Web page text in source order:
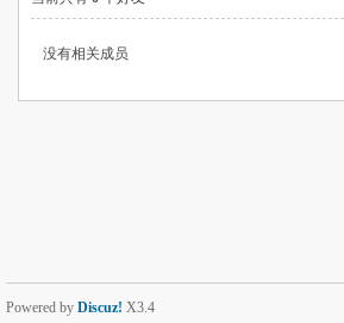
没有相关成员
Powered by Discuz! X3.4